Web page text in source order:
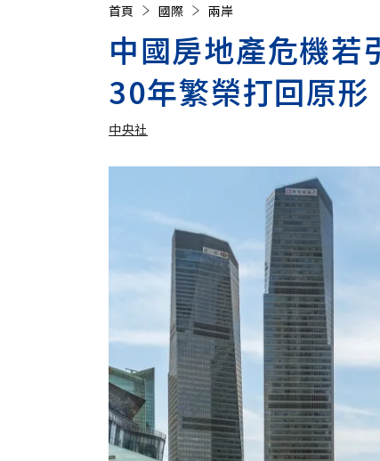
首頁 國際 兩岸
中國房地產危機若
30年繁榮打回原形
中央社
加入追蹤